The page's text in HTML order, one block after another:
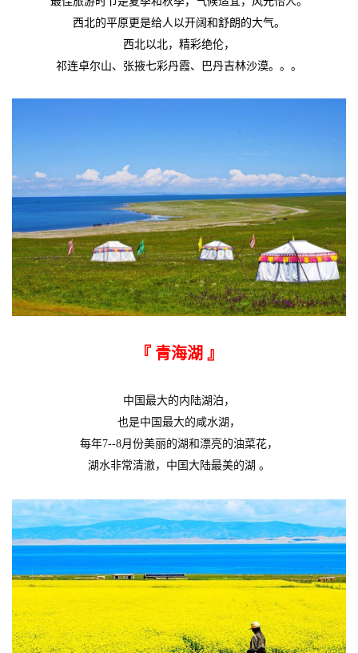
西北的平原更是给人以开阔和舒朗的大气。
西北以北，精彩绝伦，
祁连卓尔山、张掖七彩丹霞、巴丹吉林沙漠。。。
『 青海湖 』
中国最大的内陆湖泊，
也是中国最大的咸水湖，
每年7--8月份美丽的湖和漂亮的油菜花，
湖水非常清澈，中国大陆最美的湖 。